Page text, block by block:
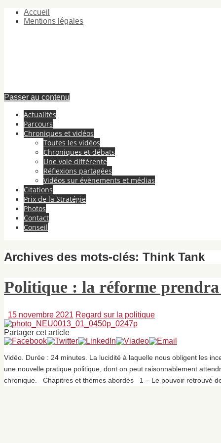
Accueil
Mentions légales
Passer au contenu
Actualités
Parcours
Chroniques et vidéos
Toutes les vidéos
Chroniques et débats
Une voie différente
Réflexions partagées
Vidéos sur évènements et médias
Citations
Prix de la Stratégie
Photos
Contact
Conseil
Archives des mots-clés: Think Tank
Politique : la réforme
15 novembre 2021 Regard sur la politique
Partager cet article
Vidéo. Durée : 24 minutes. La lucidité à laquelle nous obligent les
une nouvelle pratique politique, dont on peut raisonnablement
chronique. Chapitres et thèmes abordés 1 – Le pouvoir retrouvé